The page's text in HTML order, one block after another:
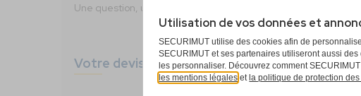
Une question, une information ? Appelez nos experts au
Votre devis d’assurance emprunteur en ligne
Utilisation de vos données et
SECURIMUT utilise des cookies afin de
SECURIMUT et ses partenaires utiliseront aussi
les personnaliser. Découvrez comment
les mentions légales et la politique de protection